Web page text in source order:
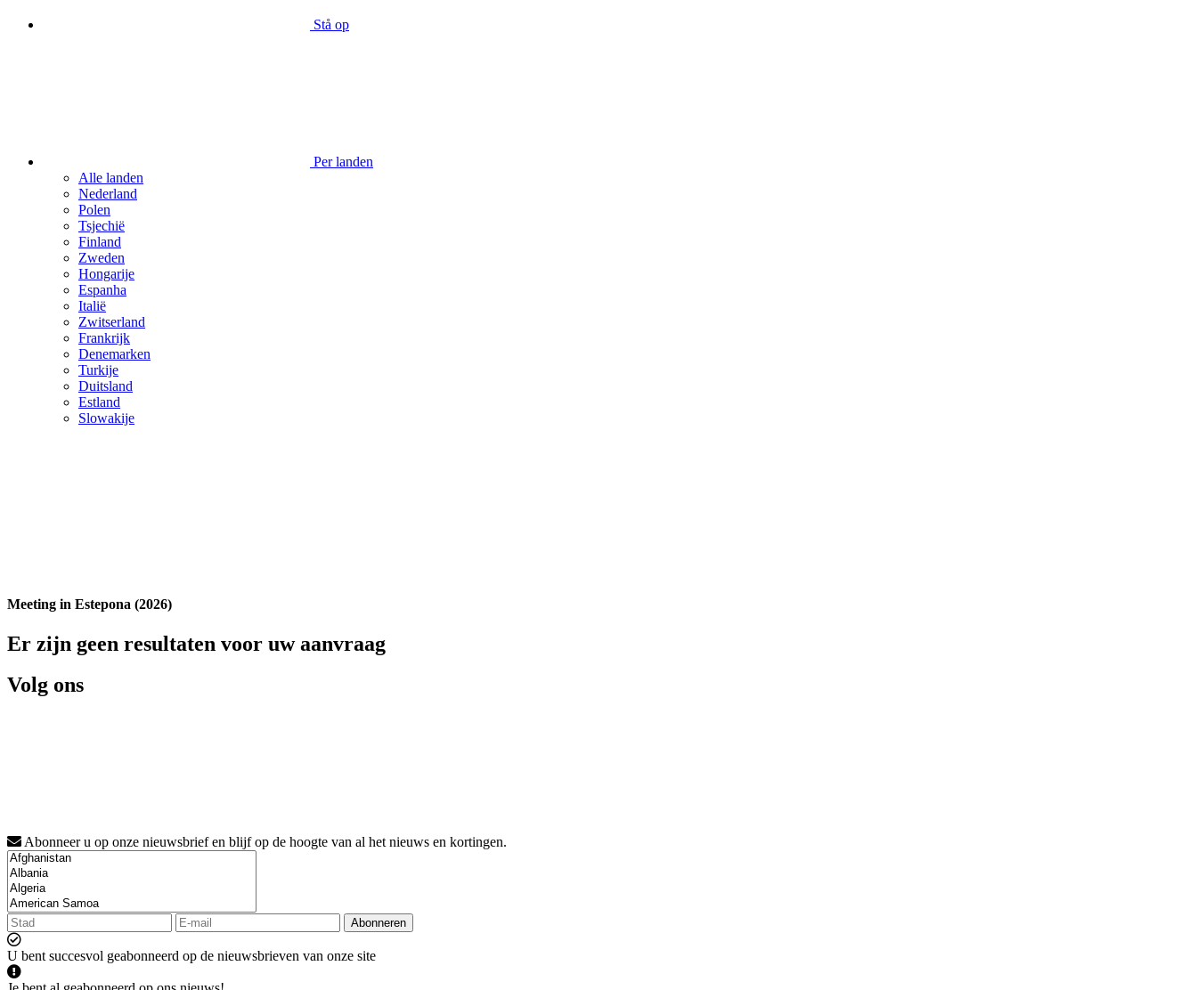
Stå op
Per landen
Alle landen
Nederland
Polen
Tsjechië
Finland
Zweden
Hongarije
Espanha
Italië
Zwitserland
Frankrijk
Denemarken
Turkije
Duitsland
Estland
Slowakije
Meeting in Estepona (2026)
Er zijn geen resultaten voor uw aanvraag
Volg ons
Abonneer u op onze nieuwsbrief en blijf op de hoogte van al het nieuws en kortingen.
Abonneren
U bent succesvol geabonneerd op de nieuwsbrieven van onze site